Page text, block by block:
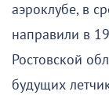
аэроклубе, в
направили в
Ростовской
будущих